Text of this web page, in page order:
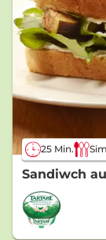
25 Min.
Sandiwch